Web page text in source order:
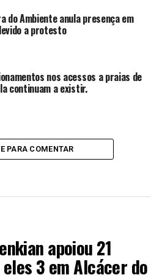
do Ambiente anula presença em
a protesto
nos acessos a praias de
continuam a existir.
PARA COMENTAR
apoiou 21
3 em Alcácer do